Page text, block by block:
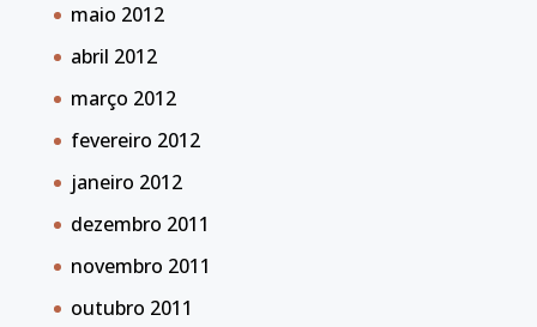
maio 2012
abril 2012
março 2012
fevereiro 2012
janeiro 2012
dezembro 2011
novembro 2011
outubro 2011